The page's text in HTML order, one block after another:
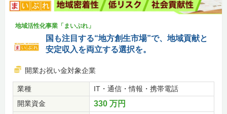
地域活性化事業「まいぷれ」
国も注目する“地方創生市場”で、地域貢献と
安定収入を両立する選択を。
開業お祝い金対象企業
業種
IT・通信・情報・携帯電話
開業資金
330 万円